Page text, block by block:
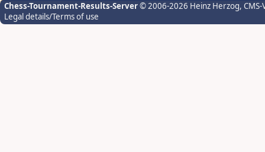
Chess-Tournament-Results-Server© 2006-2026 Heinz Herzog,
Legal details/Terms of use